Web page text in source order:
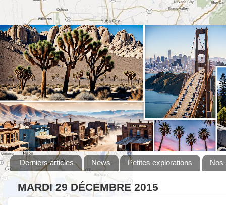
Derniers articles News Petites explorations Nos
MARDI 29 DÉCEMBRE 2015